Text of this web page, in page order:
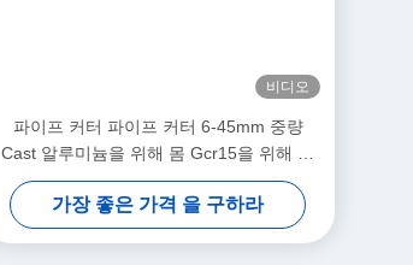
비디오
파이프 커터 파이프 커터 6-45mm 중량
Cast 알루미늄을 위해 몸 Gcr15을 위해 블
레이드 retractable 파이프 데버러
가장 좋은 가격 을 구하라